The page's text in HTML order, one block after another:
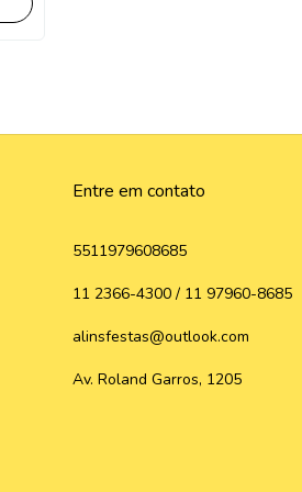
Entre em contato
5511979608685
11 2366-4300 / 11 97960-8685
alinsfestas@outlook.com
Av. Roland Garros, 1205